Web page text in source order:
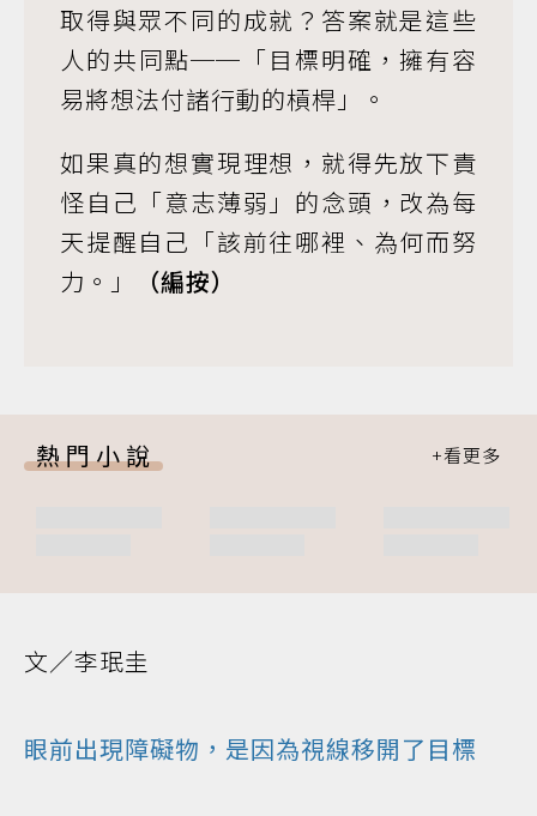
取得與眾不同的成就？答案就是這些
人的共同點──「目標明確，擁有容
易將想法付諸行動的槓桿」。
如果真的想實現理想，就得先放下責
怪自己「意志薄弱」的念頭，改為每
天提醒自己「該前往哪裡、為何而努
力。」
（編按）
熱門小說
文／李珉圭
眼前出現障礙物，是因為視線移開了目標